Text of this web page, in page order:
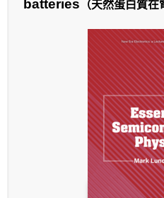
batteries （天然蛋白質在